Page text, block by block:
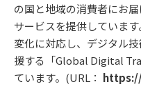
の国と地域の消費者にお
サービスを提供していま
変化に対応し、デジタル
援する「Global Digital
ています。(URL：